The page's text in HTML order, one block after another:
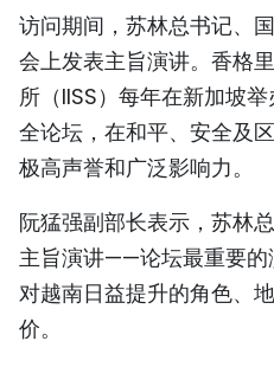
访问期间，苏林总书记、
会上发表主旨演讲。香格
所（IISS）每年在新加坡
全论坛，在和平、安全及
极高声誉和广泛影响力。
阮猛强副部长表示，苏林
主旨演讲——论坛最重要
对越南日益提升的角色、
价。